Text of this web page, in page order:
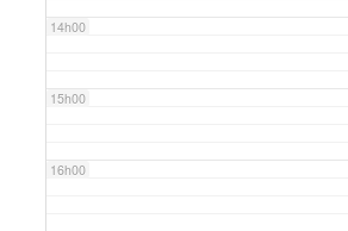
14h00
15h00
16h00